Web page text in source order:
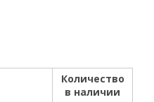
Количество
в наличии